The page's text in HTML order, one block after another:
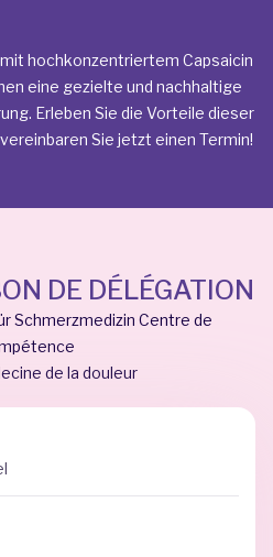
hochkonzentriertem Capsaicin
eine gezielte und nachhaltige
Erleben Sie die Vorteile dieser
Sie jetzt einen Termin!
DE DÉLÉGATION
Schmerzmedizin Centre de
de la douleur